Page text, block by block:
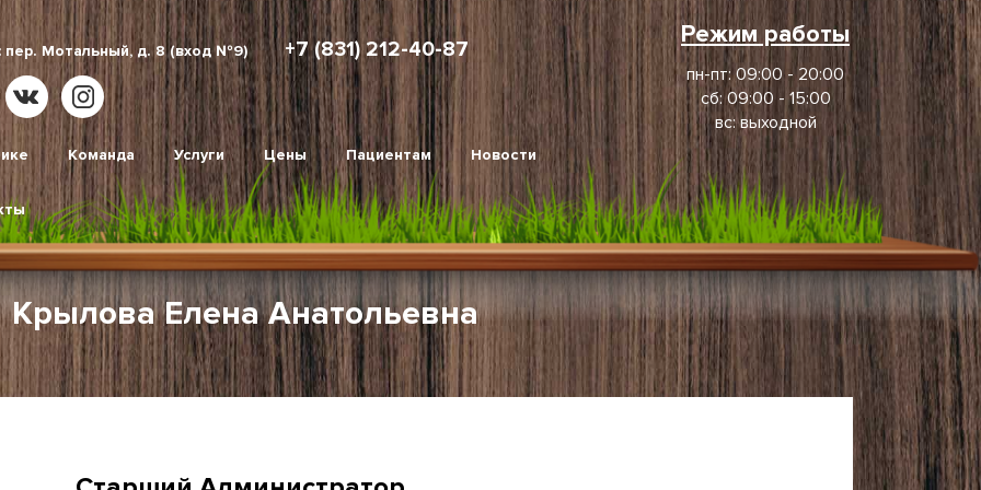
пер. Мотальный, д. 8 (вход №9) +7 (831) 212-40-87
Команда Услуги Цены Пациентам Новости
Режим работы
пн-пт: 09:00 - 20:00
сб: 09:00 - 15:00
вс: выходной
Крылова Елена Анатольевна